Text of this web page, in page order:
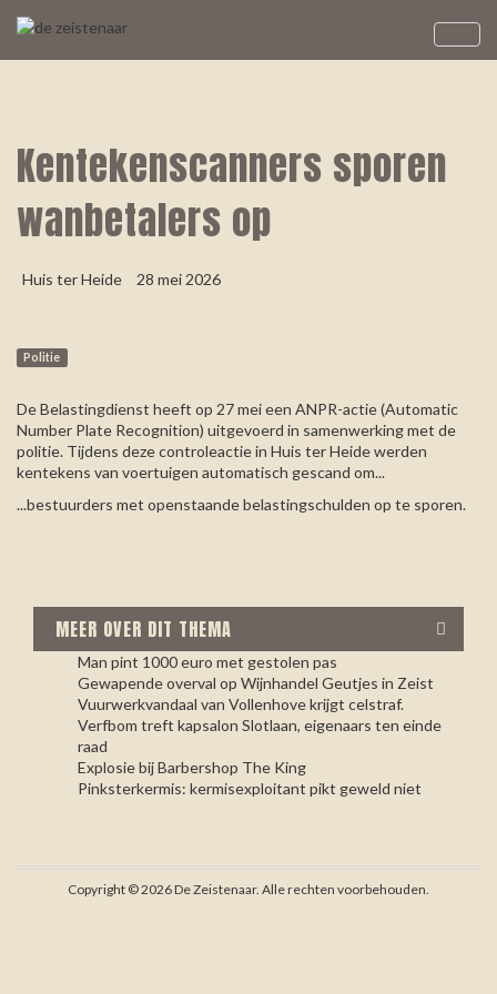
Kentekenscanners sporen
wanbetalers op
Huis ter Heide 28 mei 2026
Politie
De Belastingdienst heeft op 27 mei een ANPR-actie (Automatic
Number Plate Recognition) uitgevoerd in samenwerking met de
politie. Tijdens deze controleactie in Huis ter Heide werden
kentekens van voertuigen automatisch gescand om...
...bestuurders met openstaande belastingschulden op te sporen.
MEER OVER DIT THEMA
Man pint 1000 euro met gestolen pas
Gewapende overval op Wijnhandel Geutjes in Zeist
Vuurwerkvandaal van Vollenhove krijgt celstraf.
Verfbom treft kapsalon Slotlaan, eigenaars ten einde
raad
Explosie bij Barbershop The King
Pinksterkermis: kermisexploitant pikt geweld niet
Copyright © 2026 De Zeistenaar. Alle rechten voorbehouden.